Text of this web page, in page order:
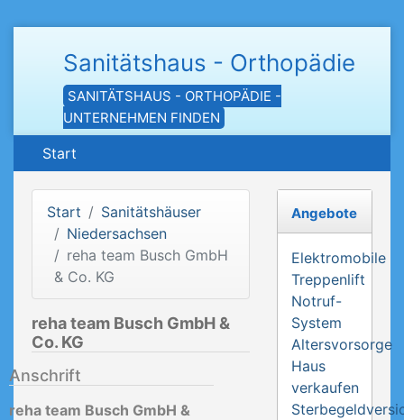
Sanitätshaus - Orthopädie
SANITÄTSHAUS - ORTHOPÄDIE -
UNTERNEHMEN FINDEN
Start
Start
Sanitätshäuser
Niedersachsen
reha team Busch GmbH
& Co. KG
reha team Busch GmbH &
Co. KG
Anschrift
reha team Busch GmbH &
Angebote
Elektromobile
Treppenlift
Notruf-
System
Altersvorsorge
Haus
verkaufen